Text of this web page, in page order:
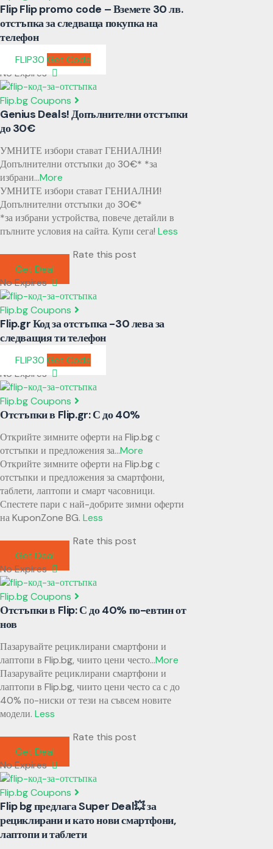
Flip Flip promo code – Вземете 30 лв.
отстъпка за следваща покупка на
телефон
FLIP30 Get Code
No Expires
Flip.bg Coupons
Genius Deals! Допълнителни отстъпки
до 30€
УМНИТЕ избори стават ГЕНИАЛНИ!
Допълнителни отстъпки до 30€* *за
избрани...More
УМНИТЕ избори стават ГЕНИАЛНИ!
Допълнителни отстъпки до 30€*
*за избрани устройства, повече детайли в
пълните условия на сайта. Купи сега! Less
Rate this post
Get Deal
No Expires
Flip.bg Coupons
Flip.gr Код за отстъпка -30 лева за
следващия ти телефон
FLIP30 Get Code
No Expires
Flip.bg Coupons
Отстъпки в Flip.gr: С до 40%
Открийте зимните оферти на Flip.bg с
отстъпки и предложения за...More
Открийте зимните оферти на Flip.bg с
отстъпки и предложения за смартфони,
таблети, лаптопи и смарт часовници.
Спестете пари с най-добрите зимни оферти
на KuponZone BG. Less
Rate this post
Get Deal
No Expires
Flip.bg Coupons
Отстъпки в Flip: С до 40% по-евтин от
нов
Пазарувайте рециклирани смартфони и
лаптопи в Flip.bg, чиито цени често...More
Пазарувайте рециклирани смартфони и
лаптопи в Flip.bg, чиито цени често са с до
40% по-ниски от тези на съвсем новите
модели. Less
Rate this post
Get Deal
No Expires
Flip.bg Coupons
Flip bg предлага Super Deal💥 за
рециклирани и като нови смартфони,
лаптопи и таблети